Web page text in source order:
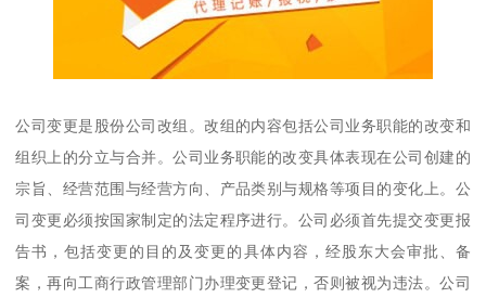
公司变更是股份公司改组。改组的内容包括公司业务职能的改变和
组织上的分立与合并。公司业务职能的改变具体表现在公司创建的
宗旨、经营范围与经营方向、产品类别与规格等项目的变化上。公
司变更必须按国家制定的法定程序进行。公司必须首先提交变更报
告书，包括变更的目的及变更的具体内容，经股东大会审批、备
案，再向工商行政管理部门办理变更登记，否则被视为违法。公司